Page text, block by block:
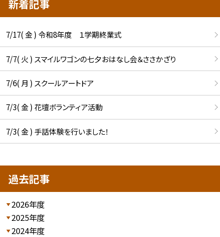
新着記事
7/17( 金 ) 令和8年度 １学期終業式
7/7( 火 ) スマイルワゴンの七夕おはなし会＆ささかざり
7/6( 月 ) スクールアートドア
7/3( 金 ) 花壇ボランティア活動
7/3( 金 ) 手話体験を行いました！
過去記事
2026年度
2025年度
2024年度